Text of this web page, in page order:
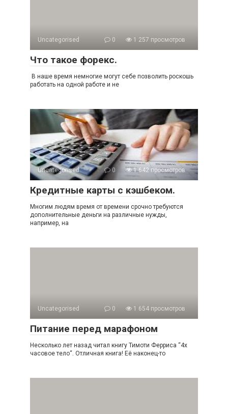
Uncategorised 0 1 257 просмотров
Что такое форекс.
В наше время немногие могут себе позволить роскошь
работать на одной работе и не
Uncategorised 0 1 642 просмотров
Кредитные карты с кэшбеком.
Многим людям время от времени срочно требуются
дополнительные деньги на различные нужды,
например, на
Uncategorised 0 1 654 просмотров
Питание перед марафоном
Несколько лет назад читал книгу Тимоти Ферриса “4х
часовое тело“. Отличная книга! Её наконец-то